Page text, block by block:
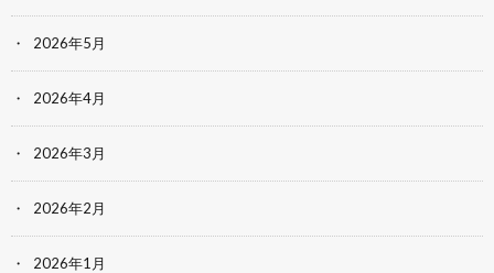
2026年5月
2026年4月
2026年3月
2026年2月
2026年1月